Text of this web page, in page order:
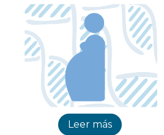
Leer más